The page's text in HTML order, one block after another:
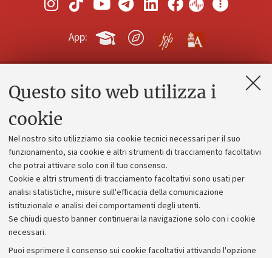
Questo sito web utilizza i
cookie
Nel nostro sito utilizziamo sia cookie tecnici necessari per il suo
funzionamento, sia cookie e altri strumenti di tracciamento facoltativi
che potrai attivare solo con il tuo consenso.
Cookie e altri strumenti di tracciamento facoltativi sono usati per
analisi statistiche, misure sull'efficacia della comunicazione
istituzionale e analisi dei comportamenti degli utenti.
Se chiudi questo banner continuerai la navigazione solo con i cookie
necessari.
Puoi esprimere il consenso sui cookie facoltativi attivando l'opzione
App:
Contatti e PEC
Alumni community
Piano strategico
Bilanci
Donazioni e 5x1000
Bandi, gare e concorsi